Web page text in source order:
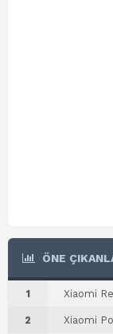
ÖNE
1 Xiaomi
2 Xiaomi